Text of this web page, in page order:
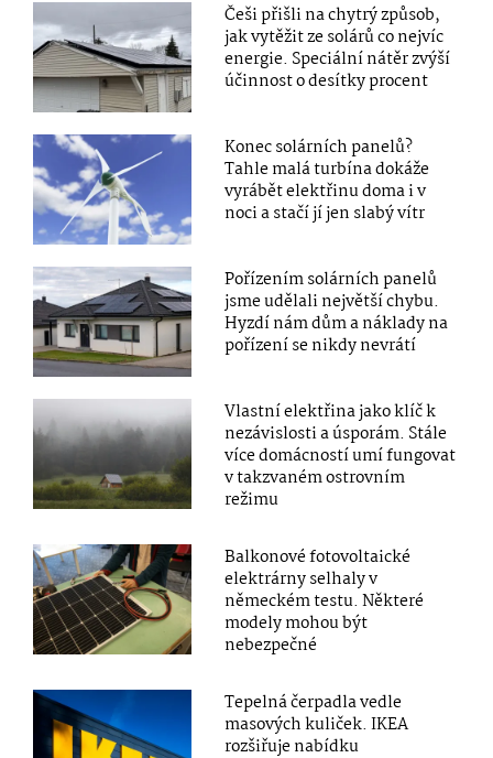
Češi přišli na chytrý způsob,
jak vytěžit ze solárů co nejvíc
energie. Speciální nátěr zvýší
účinnost o desítky procent
Konec solárních panelů?
Tahle malá turbína dokáže
vyrábět elektřinu doma i v
noci a stačí jí jen slabý vítr
Pořízením solárních panelů
jsme udělali největší chybu.
Hyzdí nám dům a náklady na
pořízení se nikdy nevrátí
Vlastní elektřina jako klíč k
nezávislosti a úsporám. Stále
více domácností umí fungovat
v takzvaném ostrovním
režimu
Balkonové fotovoltaické
elektrárny selhaly v
německém testu. Některé
modely mohou být
nebezpečné
Tepelná čerpadla vedle
masových kuliček. IKEA
rozšiřuje nabídku